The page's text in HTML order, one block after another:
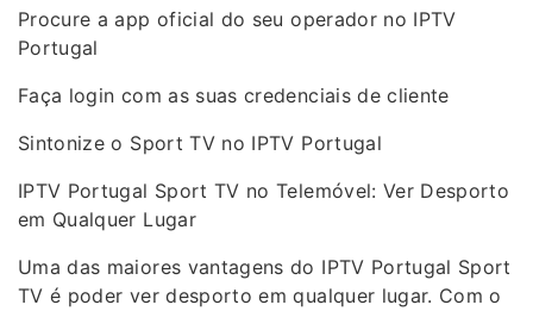
Procure a app oficial do seu operador no IPTV
Portugal
Faça login com as suas credenciais de cliente
Sintonize o Sport TV no IPTV Portugal
IPTV Portugal Sport TV no Telemóvel: Ver Desporto
em Qualquer Lugar
Uma das maiores vantagens do IPTV Portugal Sport
TV é poder ver desporto em qualquer lugar. Com o